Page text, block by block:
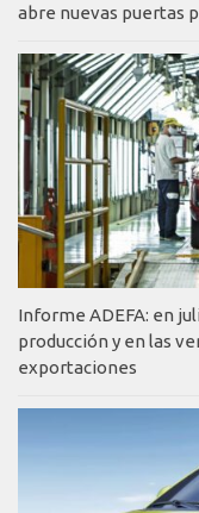
abre nuevas puertas
Informe ADEFA: en
producción y en las
exportaciones